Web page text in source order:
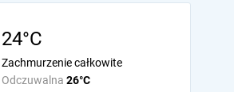
24°C
Odczuwalna 26°C
Zachmurzenie całkowite